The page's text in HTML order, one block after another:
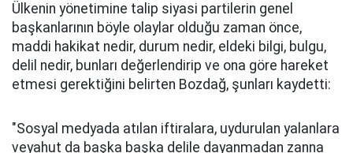
Ülkenin yönetimine talip siyasi partilerin genel
başkanlarının böyle olaylar olduğu zaman önce,
maddi hakikat nedir, durum nedir, eldeki bilgi, bulgu,
delil nedir, bunları değerlendirip ve ona göre hareket
etmesi gerektiğini belirten Bozdağ, şunları kaydetti:
"Sosyal medyada atılan iftiralara, uydurulan yalanlara
veyahut da başka başka delile dayanmadan zanna